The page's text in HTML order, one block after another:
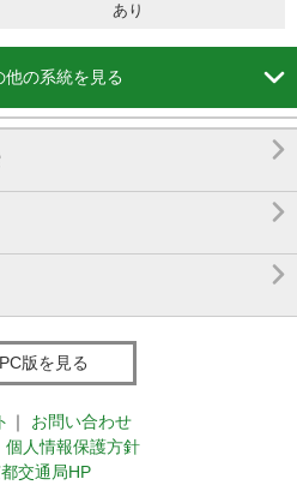
あり
他の系統を見る 



PC版を見る
｜
お問い合わせ
個人情報保護方針
交通局HP